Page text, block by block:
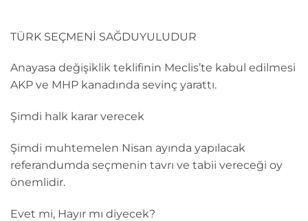
TÜRK SEÇMENİ SAĞDUYULUDUR
Anayasa değişiklik teklifinin Meclis’te kabul edilmesi
AKP ve MHP kanadında sevinç yarattı.
Şimdi halk karar verecek
Şimdi muhtemelen Nisan ayında yapılacak
referandumda seçmenin tavrı ve tabii vereceği oy
önemlidir.
Evet mi, Hayır mı diyecek?